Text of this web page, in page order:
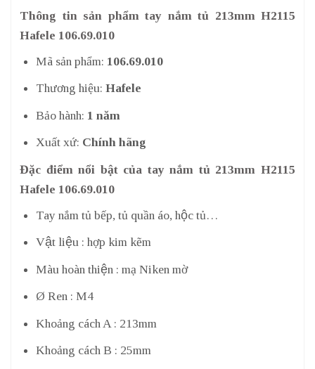
Thông tin sản phẩm tay nắm tủ 213mm H2115
Hafele 106.69.010
Mã sản phẩm: 106.69.010
Thương hiệu: Hafele
Bảo hành: 1 năm
Xuất xứ: Chính hãng
Đặc điểm nổi bật của tay nắm tủ 213mm H2115
Hafele 106.69.010
Tay nắm tủ bếp, tủ quần áo, hộc tủ…
Vật liệu : hợp kim kẽm
Màu hoàn thiện : mạ Niken mờ
Ø Ren : M4
Khoảng cách A : 213mm
Khoảng cách B : 25mm